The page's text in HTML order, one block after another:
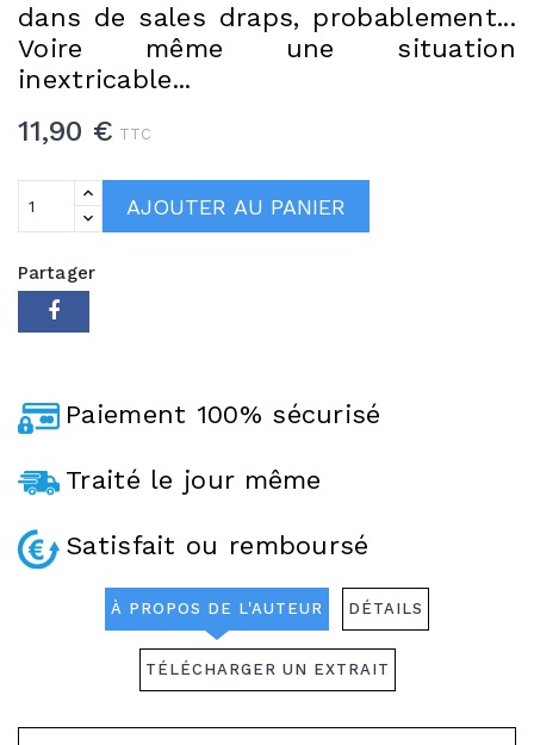
dans de sales draps, probablement...
Voire même une situation
inextricable...
11,90 € TTC
AJOUTER AU PANIER
Partager
Paiement 100% sécurisé
Traité le jour même
Satisfait ou remboursé
À PROPOS DE L'AUTEUR DÉTAILS
TÉLÉCHARGER UN EXTRAIT